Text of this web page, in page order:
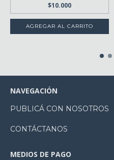
$10.000
NAVEGACIÓN
PUBLICÁ CON NOSOTROS
CONTÁCTANOS
MEDIOS DE PAGO